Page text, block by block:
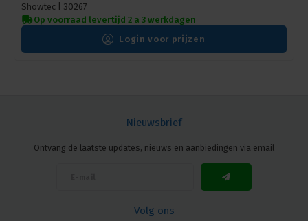
Showtec | 30267
Op voorraad levertijd 2 a 3 werkdagen
Login voor prijzen
Nieuwsbrief
Ontvang de laatste updates, nieuws en aanbiedingen via email
Volg ons